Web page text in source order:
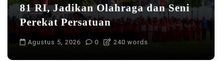
81 RI, Jadikan Olahraga dan Seni
Perekat Persatuan
Agustus 5, 2026 0 240 words